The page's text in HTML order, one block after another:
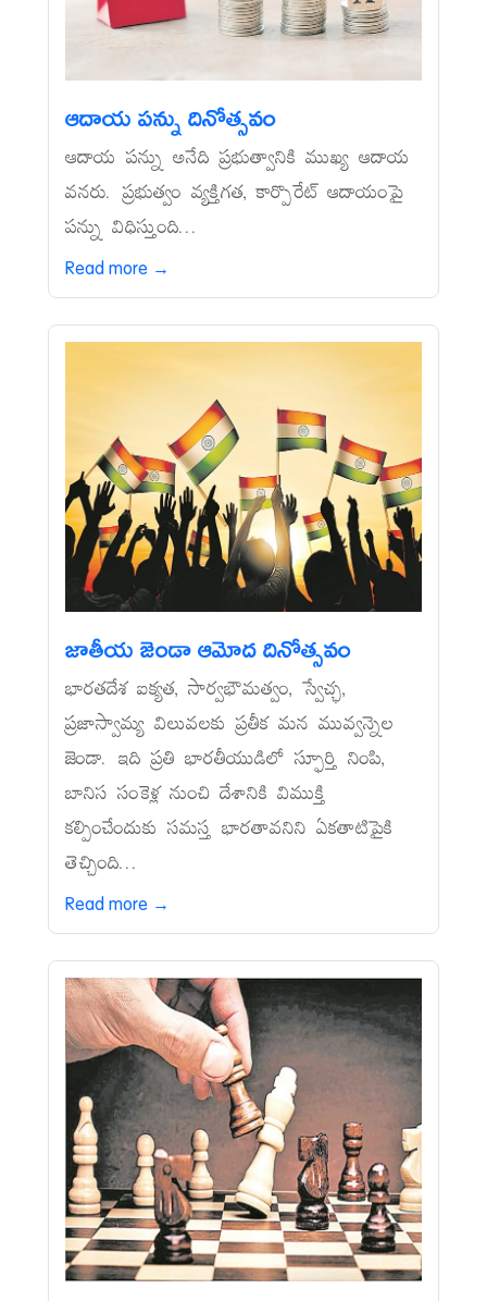
ఆదాయ పన్ను దినోత్సవం
ఆదాయ పన్ను అనేది ప్రభుత్వానికి ముఖ్య ఆదాయ
వనరు. ప్రభుత్వం వ్యక్తిగత, కార్పొరేట్‌ ఆదాయంపై
పన్ను విధిస్తుంది...
Read more →
జాతీయ జెండా ఆమోద దినోత్సవం
భారతదేశ ఐక్యత, సార్వభౌమత్వం, స్వేచ్ఛ,
ప్రజాస్వామ్య విలువలకు ప్రతీక మన మువ్వన్నెల
జెండా. ఇది ప్రతి భారతీయుడిలో స్ఫూర్తి నింపి,
బానిస సంకెళ్ల నుంచి దేశానికి విముక్తి
కల్పించేందుకు సమస్త భారతావనిని ఏకతాటిపైకి
తెచ్చింది...
Read more →